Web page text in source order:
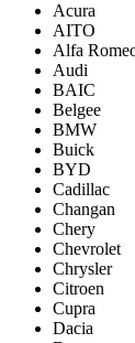
Acura
AITO
Alfa
Audi
BAIC
Belgee
BMW
Buick
BYD
Cadillac
Changan
Chery
Chevrolet
Chrysler
Citroen
Cupra
Dacia